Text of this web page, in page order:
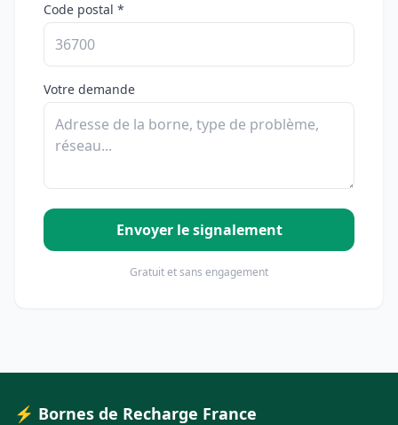
Code postal *
Votre demande
Envoyer le signalement
Gratuit et sans engagement
⚡ Bornes de Recharge France